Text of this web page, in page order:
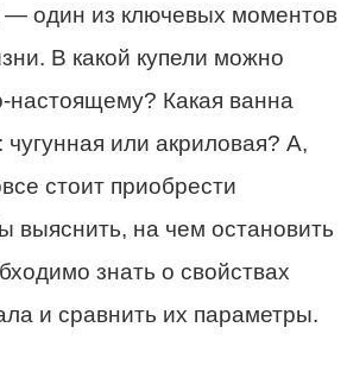
— один из ключевых моментов
В какой купели можно
настоящему? Какая ванна
или акриловая? А,
стоит приобрести
выяснить, на чем остановить
знать о свойствах
и сравнить их параметры.